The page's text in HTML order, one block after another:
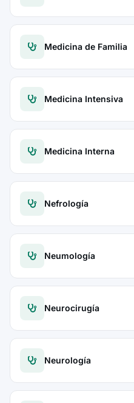
Medicina de Familia
Medicina Intensiva
Medicina Interna
Nefrología
Neumología
Neurocirugía
Neurología